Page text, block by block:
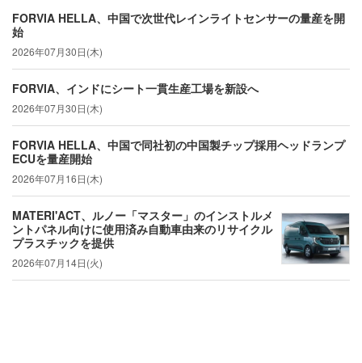
FORVIA HELLA、中国で次世代レインライトセンサーの量産を開
始
2026年07月30日(木)
FORVIA、インドにシート一貫生産工場を新設へ
2026年07月30日(木)
FORVIA HELLA、中国で同社初の中国製チップ採用ヘッドランプ
ECUを量産開始
2026年07月16日(木)
MATERI'ACT、ルノー「マスター」のインストルメ
ントパネル向けに使用済み自動車由来のリサイクル
プラスチックを提供
2026年07月14日(火)